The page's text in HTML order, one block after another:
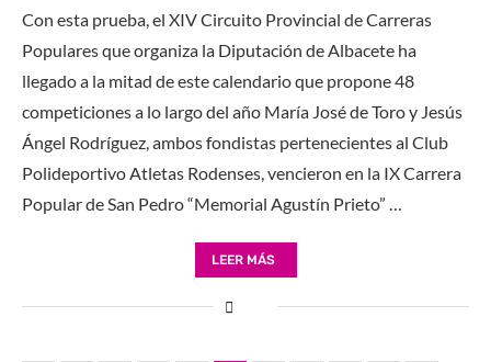
Con esta prueba, el XIV Circuito Provincial de Carreras
Populares que organiza la Diputación de Albacete ha
llegado a la mitad de este calendario que propone 48
competiciones a lo largo del año María José de Toro y Jesús
Ángel Rodríguez, ambos fondistas pertenecientes al Club
Polideportivo Atletas Rodenses, vencieron en la IX Carrera
Popular de San Pedro “Memorial Agustín Prieto” …
LEER MÁS